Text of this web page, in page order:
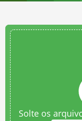
Solte os